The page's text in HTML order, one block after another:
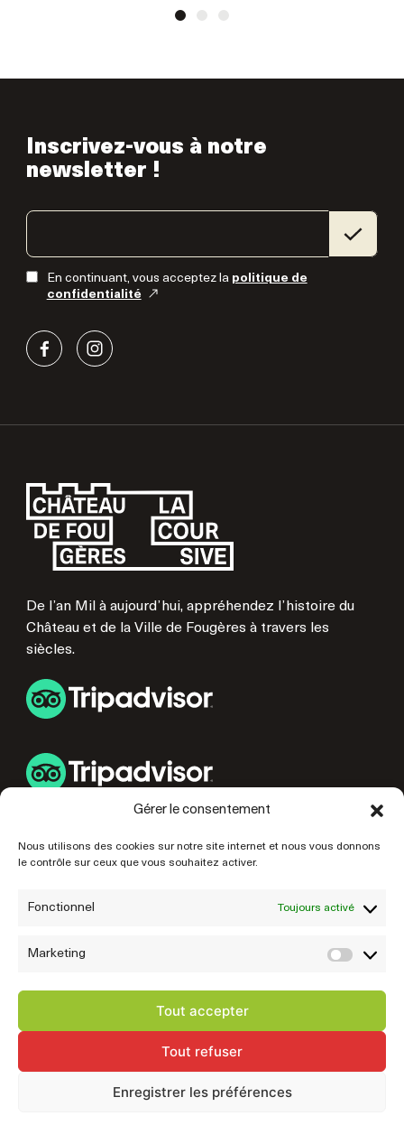
Gérer le consentement
Nous utilisons des cookies sur notre site internet et nous vous donnons
le contrôle sur ceux que vous souhaitez activer.
Fonctionnel Toujours activé
Marketing
Tout accepter
Tout refuser
Enregistrer les préférences
Inscrivez-vous à notre
newsletter !
En continuant, vous acceptez la politique de
confidentialité
De l’an Mil à aujourd’hui, appréhendez l’histoire du
Château et de la Ville de Fougères à travers les
siècles.
LIENS UTILES
NOS PARTENAIRES